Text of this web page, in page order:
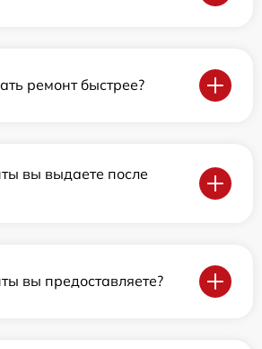
ремонт быстрее?
вы выдаете после
вы предоставляете?